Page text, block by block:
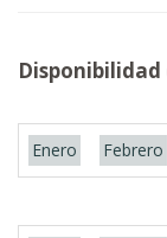
Disponibilidad
Enero Febrero